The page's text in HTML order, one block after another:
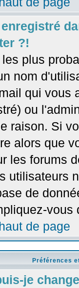
?!
plus
nom
qui vous
ou
raison. Si
alors que
les forums
utilisateurs
de
de page
Préférences
je